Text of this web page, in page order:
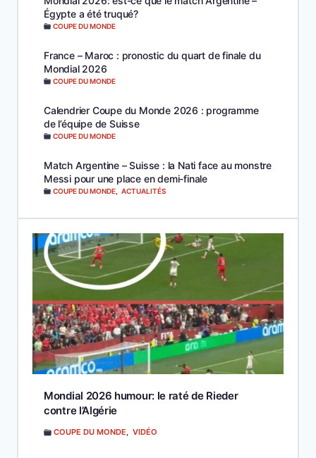
Égypte a été truqué?
COUPE DU MONDE
France – Maroc : pronostic du quart de finale du
Mondial 2026
COUPE DU MONDE
Calendrier Coupe du Monde 2026 : programme
de l’équipe de Suisse
COUPE DU MONDE
Match Argentine – Suisse : la Nati face au monstre
Messi pour une place en demi-finale
COUPE DU MONDE ACTUALITÉS
Mondial 2026 humour: le raté de Rieder
contre l’Algérie
COUPE DU MONDE, VIDÉO